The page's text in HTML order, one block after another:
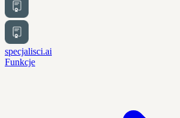
specjalisci.ai
Funkcje